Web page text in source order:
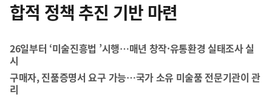
영합적 정책 추진 기반 마련
26일부터 ‘미술진흥법 ’시행…매년 창작·유통환경 실태조사 실
시
구매자, 진품증명서 요구 가능…국가 소유 미술품 전문기관이 관
리